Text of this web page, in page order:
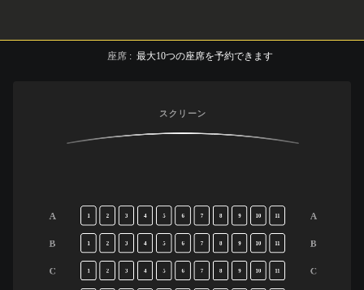
座席 : 最大10つの座席を予約できます
スクリーン
A
B
C
A
B
C
1 2 3 4 5 6 7 8 9 10 11
1 2 3 4 5 6 7 8 9 10 11
1 2 3 4 5 6 7 8 9 10 11